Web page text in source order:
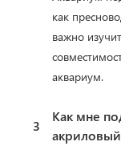
как
важно
аквариум.
3
Как мне